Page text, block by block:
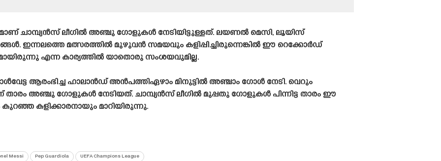
ചാമ്പ്യൻസ് ലീഗിൽ അഞ്ചു ഗോളുകൾ നേടിയിട്ടുള്ളത്. ലയണൽ മെസി, ലൂയിസ്
ഇന്നലത്തെ മത്സരത്തിൽ മുഴുവൻ സമയവും കളിപ്പിച്ചിരുന്നെങ്കിൽ ഈ റെക്കോർഡ്
എന്ന കാര്യത്തിൽ യാതൊരു സംശയവുമില്ല.
ആരംഭിച്ച ഹാലാൻഡ് അൻപത്തിഏഴാം മിനുട്ടിൽ അഞ്ചാം ഗോൾ നേടി. വെറും
താരം അഞ്ചു ഗോളുകൾ നേടിയത്. ചാമ്പ്യൻസ് ലീഗിൽ മുപ്പതു ഗോളുകൾ പിന്നിട്ട താരം ഈ
കുറഞ്ഞ കളിക്കാരനായും മാറിയിരുന്നു.
Messi Pep Guardiola UEFA Champions League